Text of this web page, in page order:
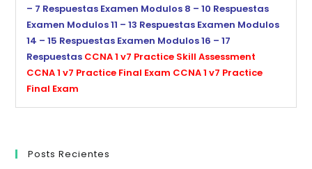
– 7 Respuestas Examen Modulos 8 – 10 Respuestas
Examen Modulos 11 – 13 Respuestas Examen Modulos
14 – 15 Respuestas Examen Modulos 16 – 17
Respuestas CCNA 1 v7 Practice Skill Assessment
CCNA 1 v7 Practice Final Exam CCNA 1 v7 Practice
Final Exam
Posts Recientes